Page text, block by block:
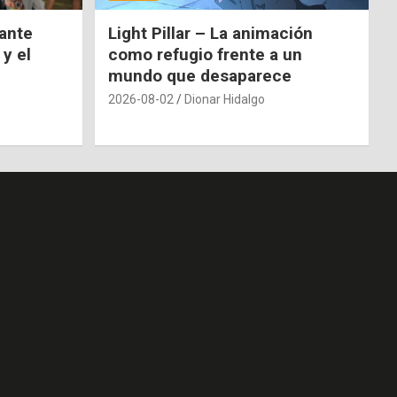
el
Light Pillar – La animación
como refugio frente a un
mundo que desaparece
2026-08-02 Dionar Hidalgo